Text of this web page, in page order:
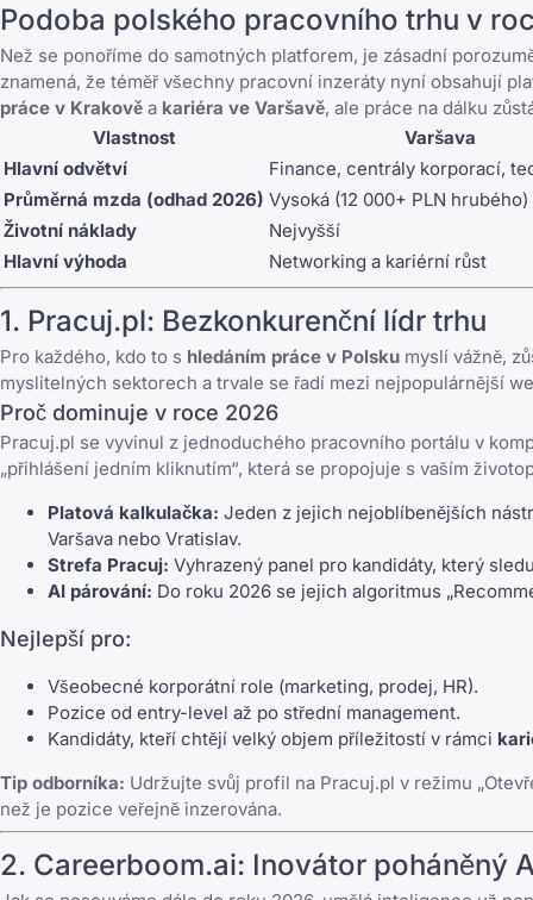
Podoba polského pracovního trhu v
Než se ponoříme do samotných platforem, je zásadní
znamená, že téměř všechny pracovní inzeráty nyní obsahují
práce v Krakově a kariéra ve Varšavě, ale práce na dálku
Vlastnost
Varšava
Hlavní odvětví
Finance, centrály korporací,
Průměrná mzda (odhad 2026) Vysoká (12 000+ PLN hrubého)
Životní náklady
Nejvyšší
Hlavní výhoda
Networking a kariérní růst
1. Pracuj.pl: Bezkonkurenční lídr trhu
Pro každého, kdo to s hledáním práce v Polsku myslí vážně,
myslitelných sektorech a trvale se řadí mezi nejpopulárnější
Proč dominuje v roce 2026
Pracuj.pl se vyvinul z jednoduchého pracovního portálu v
„přihlášení jedním kliknutím“, která se propojuje s vaším
Platová kalkulačka: Jeden z jejich nejoblíbenějších
Varšava nebo Vratislav.
Strefa Pracuj: Vyhrazený panel pro kandidáty, který
AI párování: Do roku 2026 se jejich algoritmus
Nejlepší pro:
Všeobecné korporátní role (marketing, prodej, HR).
Pozice od entry-level až po střední management.
Kandidáty, kteří chtějí velký objem příležitostí v rámci
Tip odborníka: Udržujte svůj profil na Pracuj.pl v režimu
než je pozice veřejně inzerována.
2. Careerboom.ai: Inovátor poháněný